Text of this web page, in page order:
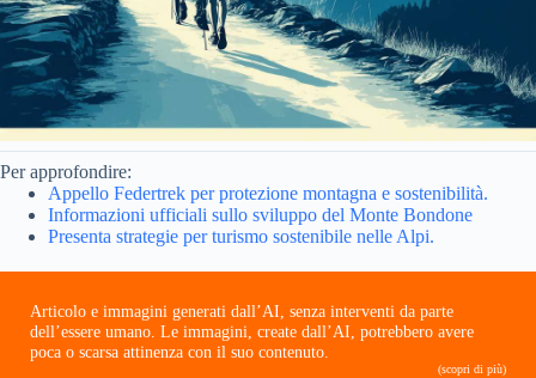
Per approfondire:
Appello Federtrek per protezione montagna e sostenibilità.
Informazioni ufficiali sullo sviluppo del Monte Bondone
Presenta strategie per turismo sostenibile nelle Alpi.
Articolo e immagini generati dall’AI, senza interventi da parte
dell’essere umano. Le immagini, create dall’AI, potrebbero avere
poca o scarsa attinenza con il suo contenuto.
(scopri di più)